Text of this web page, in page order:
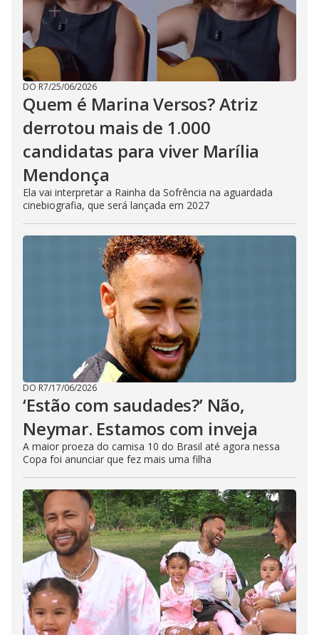
DO R7/25/06/2026
Quem é Marina Versos? Atriz
derrotou mais de 1.000
candidatas para viver Marília
Mendonça
Ela vai interpretar a Rainha da Sofrência na aguardada
cinebiografia, que será lançada em 2027
DO R7/17/06/2026
‘Estão com saudades?’ Não,
Neymar. Estamos com inveja
A maior proeza do camisa 10 do Brasil até agora nessa
Copa foi anunciar que fez mais uma filha